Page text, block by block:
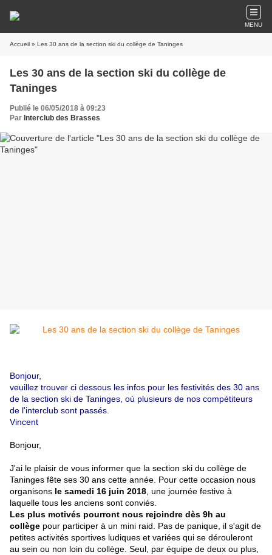
MENU
Accueil » Les 30 ans de la section ski du collège de Taninges
Les 30 ans de la section ski du collège de
Taninges
Publié le 06/05/2018 à 09:23
Par Interclub des Brasses
Bonjour,
veuillez trouver ci dessous les infos pour les festivités des 30 ans
de la section ski de Taninges, où plusieurs de nos compétiteurs
de l'interclub sont passés.
Vincent
Bonjour,
J'ai le plaisir de vous informer que la section ski du collège de
Taninges fête ses 30 ans cette année. Pour cette occasion nous
organisons le samedi 16 juin 2018 , une journée festive à
laquelle tous les anciens sont conviés.
Les plus motivés pourront nous rejoindre dès 9h au
collège pour participer à un mini raid. Pas de panique, il s'agit de
petites activités sportives ludiques et variées qui se dérouleront
au sein ou non loin du collège. Seul, par équipe de deux ou plus,